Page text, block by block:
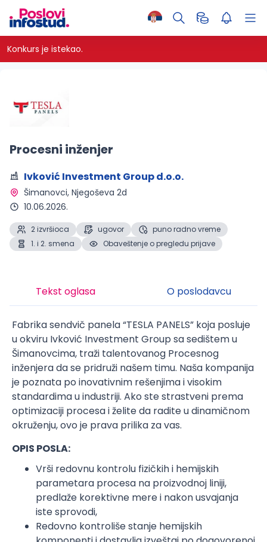
Konkurs je istekao.
Procesni inženjer
Ivković Investment Group d.o.o.
Šimanovci, Njegoševa 2d
10.06.2026.
2 izvršioca ugovor
puno radno vreme
1. i 2. smena
Obaveštenje o pregledu prijave
Tekst oglasa O poslodavcu
Fabrika sendvič panela “TESLA PANELS” koja posluje
u okviru Ivković Investment Group sa sedištem u
Šimanovcima, traži talentovanog Procesnog
inženjera da se pridruži našem timu. Naša kompanija
je poznata po inovativnim rešenjima i visokim
standardima u industriji. Ako ste strastveni prema
optimizaciji procesa i želite da radite u dinamičnom
okruženju, ovo je prava prilika za vas.
OPIS POSLA:
Vrši redovnu kontrolu fizičkih i hemijskih
parametara procesa na proizvodnoj liniji,
predlaže korektivne mere i nakon usvajanja
iste sprovodi,
Redovno kontroliše stanje hemijskih